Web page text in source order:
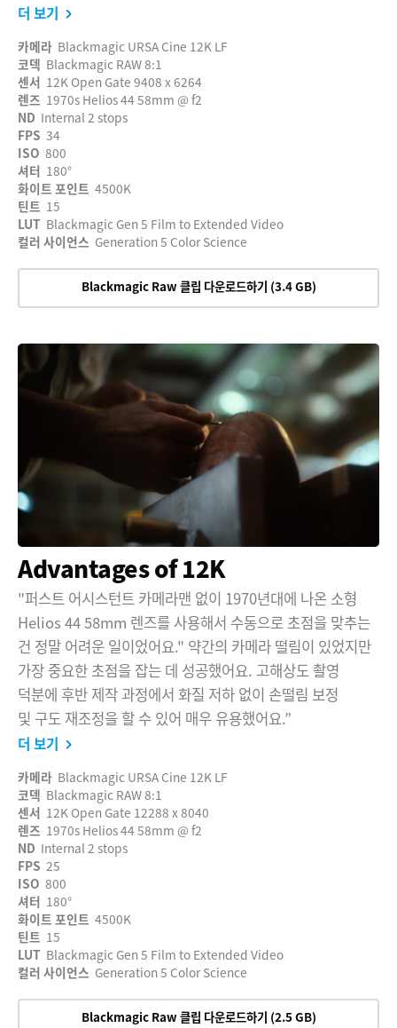
더 보기
카메라 Blackmagic URSA Cine 12K LF
코덱 Blackmagic RAW 8:1
센서 12K Open Gate 9408 x 6264
렌즈 1970s Helios 44 58mm @ f2
ND Internal 2 stops
FPS 34
ISO 800
셔터 180°
화이트 포인트 4500K
틴트 15
LUT Blackmagic Gen 5 Film to Extended Video
컬러 사이언스 Generation 5 Color Science
Blackmagic Raw 클립 다운로드하기 (3.4 GB)
Advantages of 12K
"퍼스트 어시스턴트 카메라맨 없이 1970년대에 나온 소형
Helios 44 58mm 렌즈를 사용해서 수동으로 초점을 맞추는
건 정말 어려운 일이었어요." 약간의 카메라 떨림이 있었지만
가장 중요한 초점을 잡는 데 성공했어요. 고해상도 촬영
덕분에 후반 제작 과정에서 화질 저하 없이 손떨림 보정
및 구도 재조정을 할 수 있어 매우 유용했어요.”
더 보기
카메라 Blackmagic URSA Cine 12K LF
코덱 Blackmagic RAW 8:1
센서 12K Open Gate 12288 x 8040
렌즈 1970s Helios 44 58mm @ f2
ND Internal 2 stops
FPS 25
ISO 800
셔터 180°
화이트 포인트 4500K
틴트 15
LUT Blackmagic Gen 5 Film to Extended Video
컬러 사이언스 Generation 5 Color Science
Blackmagic Raw 클립 다운로드하기 (2.5 GB)